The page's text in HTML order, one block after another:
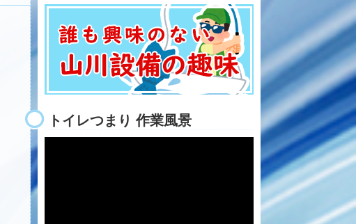
トイレつまり 作業風景